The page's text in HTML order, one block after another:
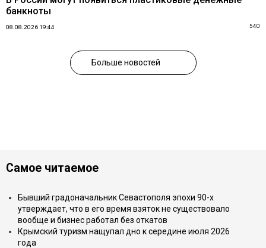
банкноты
08.08.2026 19:44 540
Больше новостей
Самое читаемое
Бывший градоначальник Севастополя эпохи 90-х
утверждает, что в его время взяток не существовало
вообще и бизнес работал без откатов
Крымский туризм нащупал дно к середине июля 2026
года